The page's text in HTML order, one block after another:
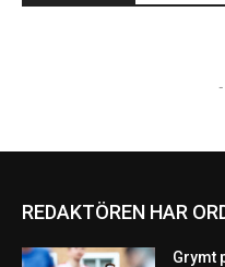
-
REDAKTÖREN HAR
Grymt